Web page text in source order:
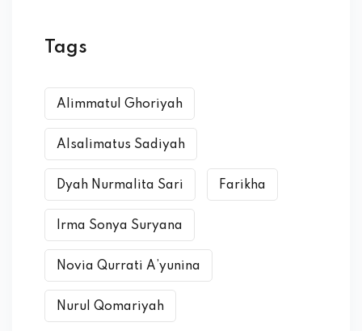
Tags
Alimmatul Ghoriyah
Alsalimatus Sadiyah
Dyah Nurmalita Sari Farikha
Irma Sonya Suryana
Novia Qurrati A’yunina
Nurul Qomariyah